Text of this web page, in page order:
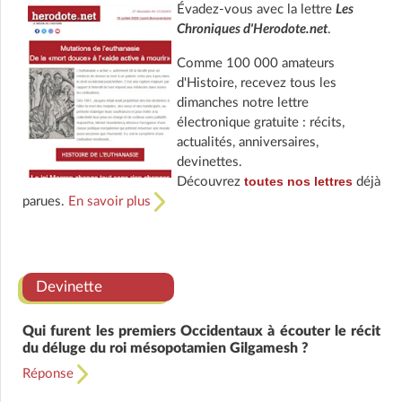
Évadez-vous avec la lettre Les
Chroniques d'Herodote.net.
Comme 100 000 amateurs
d'Histoire, recevez tous les
dimanches notre lettre
électronique gratuite : récits,
actualités, anniversaires,
devinettes.
Découvrez toutes nos lettresdéjà
parues. En savoir plus
Devinette
Qui furent les premiers Occidentaux à écouter le récit
du déluge du roi mésopotamien Gilgamesh ?
Réponse